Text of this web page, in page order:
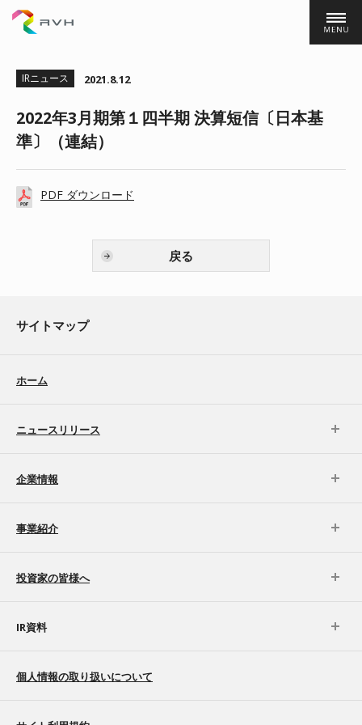
IRニュース 2021.8.12
2022年3月期第１四半期 決算短信〔日本基
準〕（連結）
PDF ダウンロード
戻る
サイトマップ
ホーム
ニュースリリース
企業情報
事業紹介
投資家の皆様へ
IR資料
個人情報の取り扱いについて